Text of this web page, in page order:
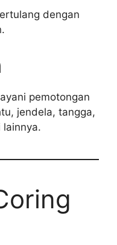
dengan
pemotongan
jendela, tangga,